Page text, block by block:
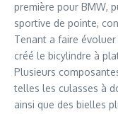
première pour BMW,
sportive de pointe,
Tenant a faire
créé le bicylindre à
Plusieurs
telles les culasses à
ainsi que des bielles